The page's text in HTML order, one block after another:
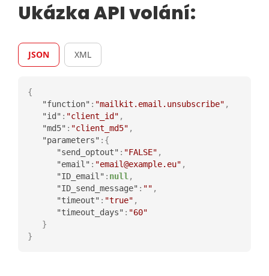
Ukázka API volání:
JSON XML
{
"function" : "mailkit.email.unsubscribe" ,
"id" : "client_id" ,
"md5" : "client_md5" ,
"parameters" : {
"send_optout" : "FALSE" ,
"email" : "email@example.eu" ,
"ID_email" : null ,
"ID_send_message" : "" ,
"timeout" : "true" ,
"timeout_days" : "60"
}
}